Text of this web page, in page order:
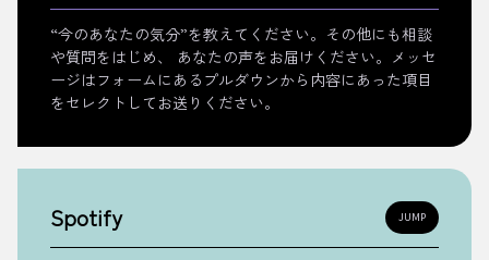
“今のあなたの気分”を教えてください。その他にも相談
や質問をはじめ、 あなたの声をお届けください。メッセ
ージはフォームにあるプルダウンから内容にあった項目
をセレクトしてお送りください。
Spotify JUMP